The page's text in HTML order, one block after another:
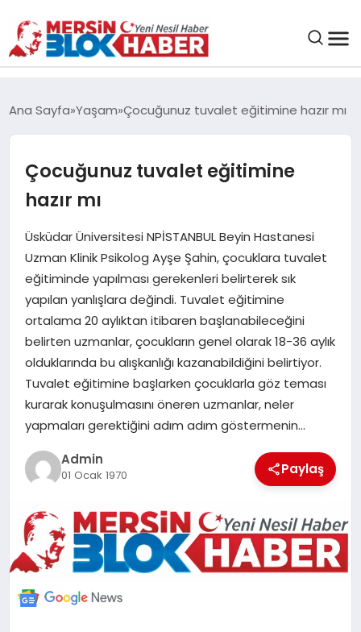
SAĞLIK
ASAYIŞ
EĞITIM
EKONOMI
SANAT
POLITIKA
YAŞAM
SPOR
ILETİŞİM
KÜNYE
Ana Sayfa Yaşam Çocuğunuz tuvalet eğitimine hazır mı
Çocuğunuz tuvalet eğitimine
hazır mı
Üsküdar Üniversitesi NPİSTANBUL Beyin Hastanesi
Uzman Klinik Psikolog Ayşe Şahin, çocuklara tuvalet
eğitiminde yapılması gerekenleri belirterek sık
yapılan yanlışlara değindi. Tuvalet eğitimine
ortalama 20 aylıktan itibaren başlanabileceğini
belirten uzmanlar, çocukların genel olarak 18-36 aylık
olduklarında bu alışkanlığı kazanabildiğini belirtiyor.
Tuvalet eğitimine başlarken çocuklarla göz teması
kurarak konuşulmasını öneren uzmanlar, neler
yapmaları gerektiğini adım adım göstermenin…
Admin
01 Ocak 1970 Paylaş